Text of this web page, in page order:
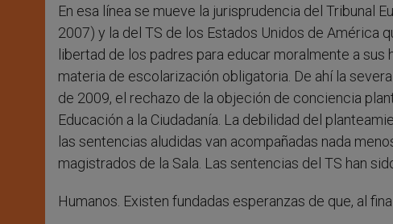
En esa línea se mueve la jurisprudencia del Tribunal
2007) y la del TS de los Estados Unidos de América
libertad de los padres para educar moralmente a
materia de escolarización obligatoria. De ahí la
de 2009, el rechazo de la objeción de conciencia
Educación a la Ciudadanía. La debilidad del
las sentencias aludidas van acompañadas nada
magistrados de la Sala. Las sentencias del TS han
Humanos. Existen fundadas esperanzas de que, al